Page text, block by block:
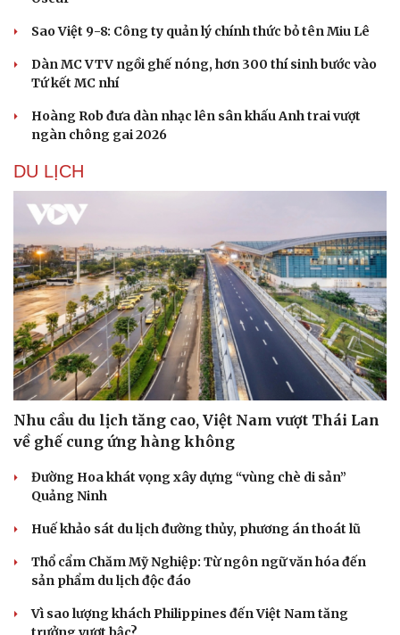
Sao Việt 9-8: Công ty quản lý chính thức bỏ tên Miu Lê
Dàn MC VTV ngồi ghế nóng, hơn 300 thí sinh bước vào
Tứ kết MC nhí
Hoàng Rob đưa dàn nhạc lên sân khấu Anh trai vượt
ngàn chông gai 2026
DU LỊCH
Nhu cầu du lịch tăng cao, Việt Nam vượt Thái Lan
về ghế cung ứng hàng không
Đường Hoa khát vọng xây dựng “vùng chè di sản”
Quảng Ninh
Huế khảo sát du lịch đường thủy, phương án thoát lũ
Thổ cẩm Chăm Mỹ Nghiệp: Từ ngôn ngữ văn hóa đến
sản phẩm du lịch độc đáo
Vì sao lượng khách Philippines đến Việt Nam tăng